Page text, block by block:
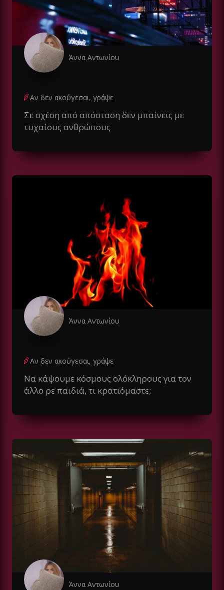
Άννα Αντωνίου
Αν δεν ακούγεσαι, γράψε
Σε σχέση από απόσταση δεν μπαίνεις με
τυχαίους ανθρώπους
Άννα Αντωνίου
Αν δεν ακούγεσαι, γράψε
Να κάψουμε κόσμους ολόκληρους για τον
άλλο ρε παιδιά, τι κρατιόμαστε;
Άννα Αντωνίου